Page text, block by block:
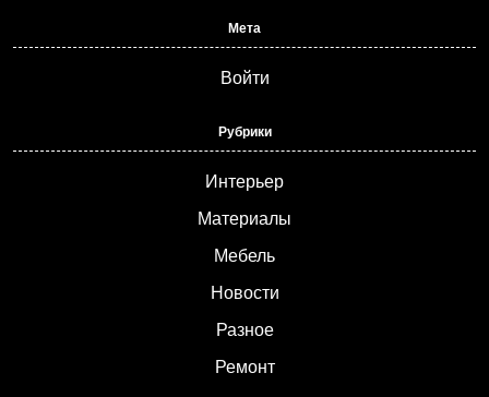
Мета
Войти
Рубрики
Интерьер
Материалы
Мебель
Новости
Разное
Ремонт